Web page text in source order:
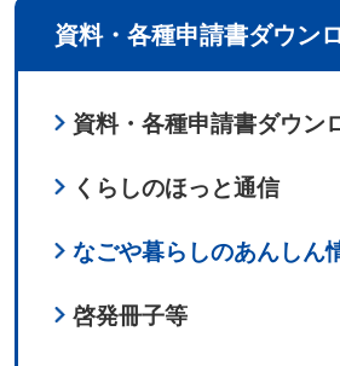
資料・各種申請書ダウン
資料・各種申請書ダウン
くらしのほっと通信
なごや暮らしのあんしん
啓発冊子等